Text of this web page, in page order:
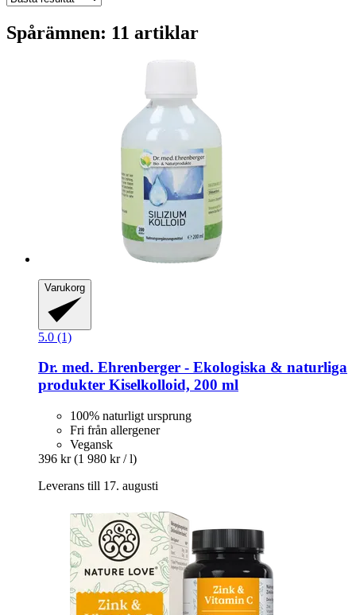
Spårämnen: 11 artiklar
Varukorg
5.0 (1)
Dr. med. Ehrenberger - Ekologiska & naturliga
produkter Kiselkolloid, 200 ml
100% naturligt ursprung
Fri från allergener
Vegansk
396 kr (1 980 kr / l)
Leverans till 17. augusti